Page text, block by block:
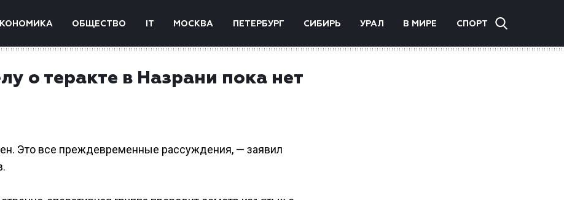
ОБЩЕСТВО IT МОСКВА ПЕТЕРБУРГ СИБИРЬ УРАЛ В МИРЕ СПОРТ
о теракте в Назрани пока нет
Это все преждевременные рассуждения, — заявил